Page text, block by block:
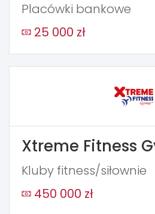
Placówki bankowe
25 000 zł
Xtreme Fitness
Kluby fitness/siłownie
450 000 zł